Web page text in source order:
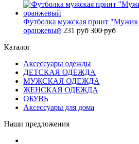
Футболка мужская принт "Мужик
оранжевый 231 руб 300 руб
Каталог
Аксессуары одежды
ДЕТСКАЯ ОДЕЖДА
МУЖСКАЯ ОДЕЖДА
ЖЕНСКАЯ ОДЕЖДА
ОБУВЬ
Аксессуары для дома
Наши предложения